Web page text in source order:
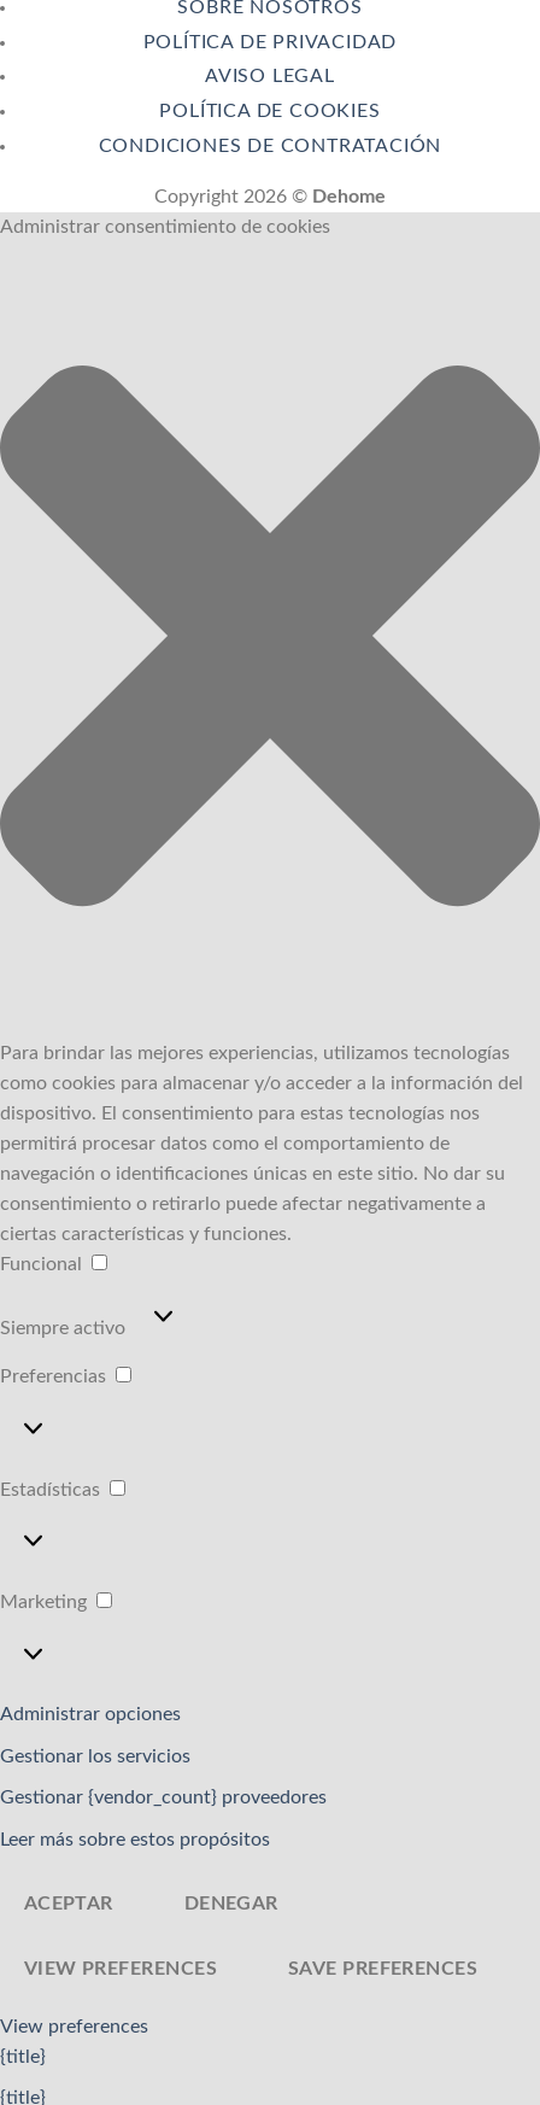
SOBRE NOSOTROS
POLÍTICA DE PRIVACIDAD
AVISO LEGAL
POLÍTICA DE COOKIES
CONDICIONES DE CONTRATACIÓN
Copyright 2026 © Dehome
Administrar consentimiento de cookies
Para brindar las mejores experiencias, utilizamos tecnologías
como cookies para almacenar y/o acceder a la información del
dispositivo. El consentimiento para estas tecnologías nos
permitirá procesar datos como el comportamiento de
navegación o identificaciones únicas en este sitio. No dar su
consentimiento o retirarlo puede afectar negativamente a
ciertas características y funciones.
Funcional
Siempre activo
Preferencias
Preferencias
Estadísticas
Estadísticas
Marketing
Marketing
Administrar opciones
Gestionar los servicios
Gestionar {vendor_count} proveedores
Leer más sobre estos propósitos
ACEPTAR DENEGAR
VIEW PREFERENCES SAVE PREFERENCES
View preferences
{title}
{title}